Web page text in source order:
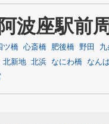
波座駅前
ツ橋 心斎橋 肥後橋 野田
九
北新地 北浜 なにわ橋 なん